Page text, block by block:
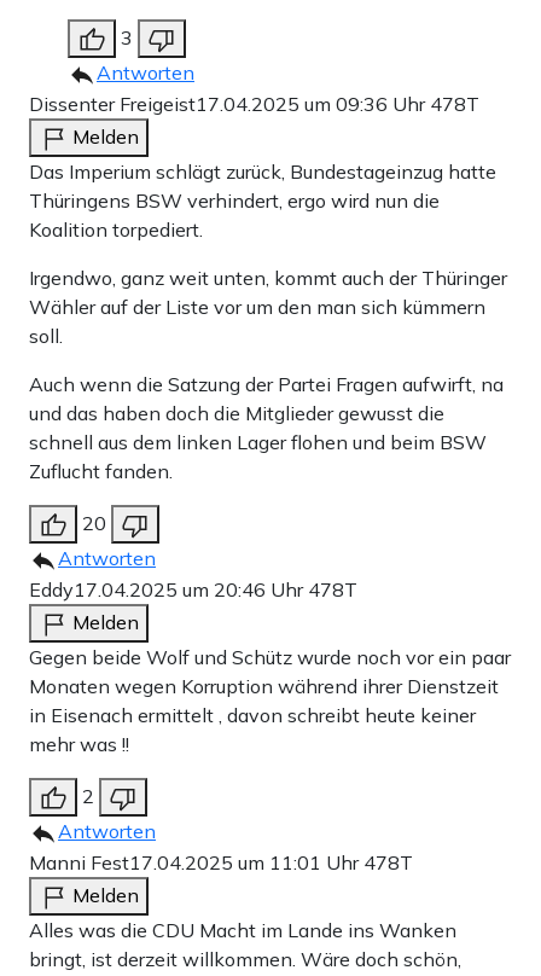
3
Antworten
Dissenter Freigeist17.04.2025 um 09:36 Uhr 478T
Melden
Das Imperium schlägt zurück, Bundestageinzug hatte
Thüringens BSW verhindert, ergo wird nun die
Koalition torpediert.
Irgendwo, ganz weit unten, kommt auch der Thüringer
Wähler auf der Liste vor um den man sich kümmern
soll.
Auch wenn die Satzung der Partei Fragen aufwirft, na
und das haben doch die Mitglieder gewusst die
schnell aus dem linken Lager flohen und beim BSW
Zuflucht fanden.
20
Antworten
Eddy17.04.2025 um 20:46 Uhr 478T
Melden
Gegen beide Wolf und Schütz wurde noch vor ein paar
Monaten wegen Korruption während ihrer Dienstzeit
in Eisenach ermittelt , davon schreibt heute keiner
mehr was !!
2
Antworten
Manni Fest17.04.2025 um 11:01 Uhr 478T
Melden
Alles was die CDU Macht im Lande ins Wanken
bringt, ist derzeit willkommen. Wäre doch schön,